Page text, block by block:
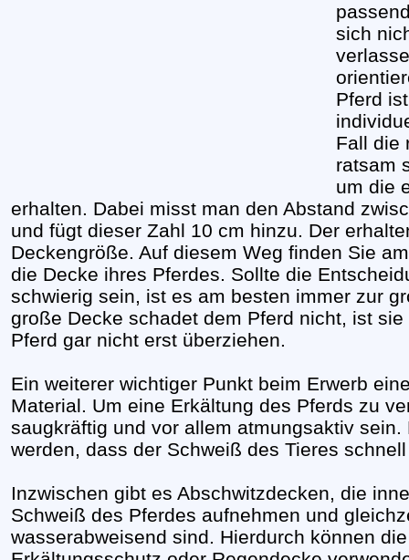
sich
Pferd
Fall die
ratsam
um die
erhalten. Dabei misst man den Abstand
und fügt dieser Zahl 10 cm hinzu. Der
Deckengröße. Auf diesem Weg finden Sie
die Decke ihres Pferdes. Sollte die
schwierig sein, ist es am besten immer zur
große Decke schadet dem Pferd nicht, ist
Pferd gar nicht erst überziehen.
Ein weiterer wichtiger Punkt beim Erwerb
Material. Um eine Erkältung des Pferds zu
saugkräftig und vor allem atmungsaktiv
werden, dass der Schweiß des Tieres
Inzwischen gibt es Abschwitzdecken, die
Schweiß des Pferdes aufnehmen und
wasserabweisend sind. Hierdurch können